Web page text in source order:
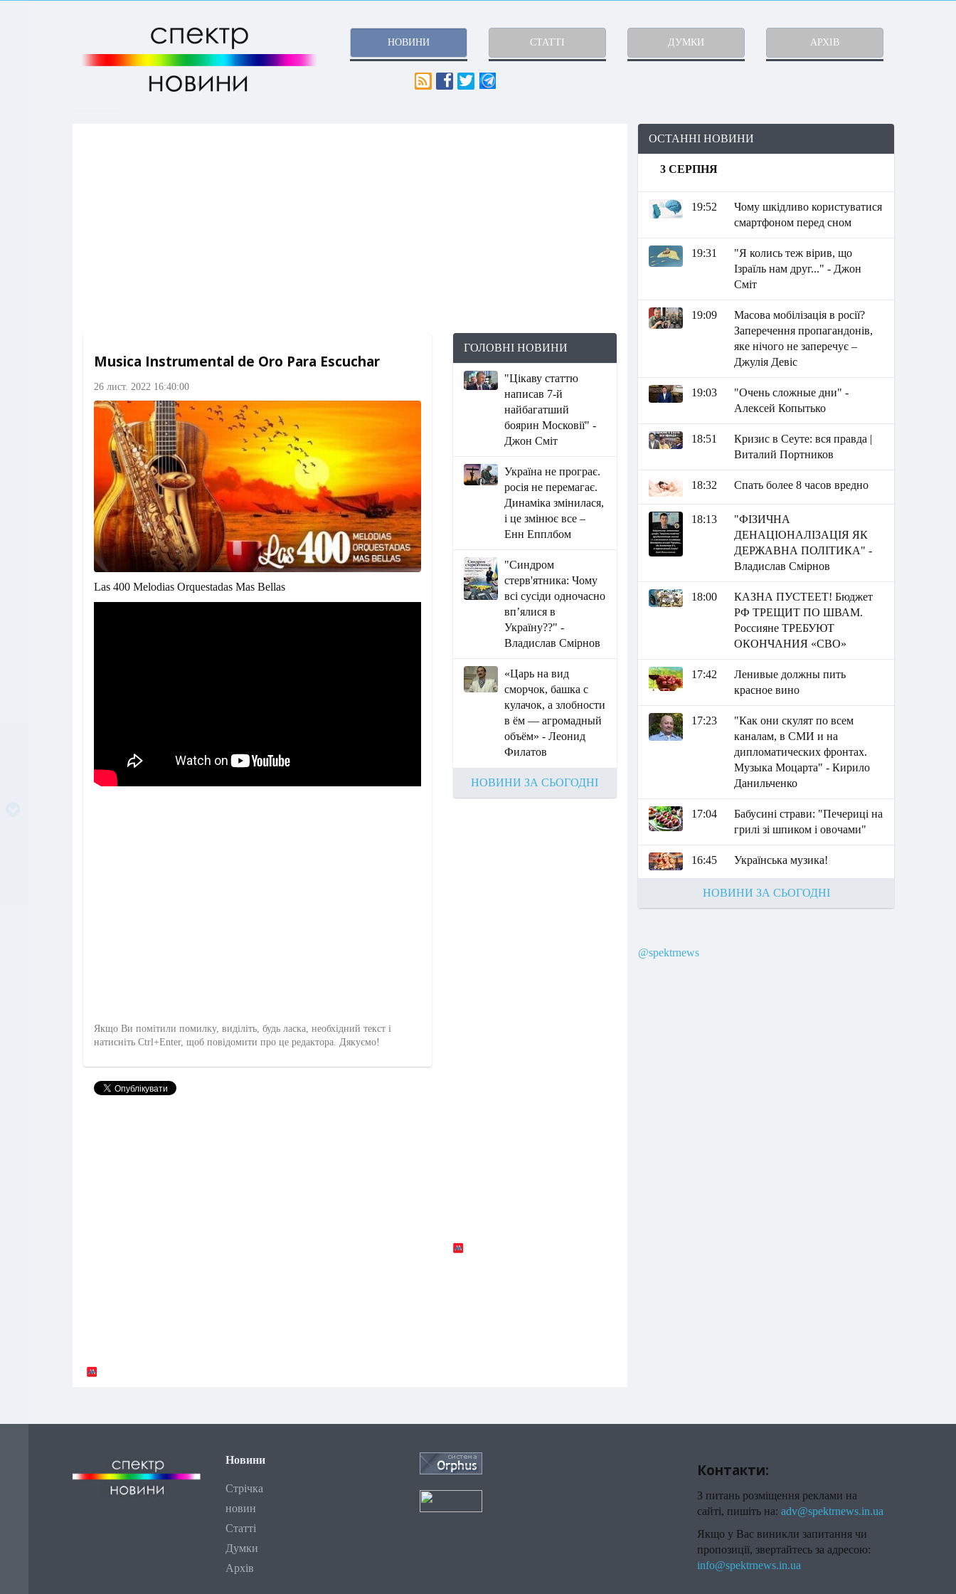
НОВИНИ СТАТТІ ДУМКИ АРХІВ
Musica Instrumental de Oro Para Escuchar
26 лист. 2022 16:40:00
Las 400 Melodias Orquestadas Mas Bellas
Якщо Ви помітили помилку, виділіть, будь ласка, необхідний текст і
натисніть Ctrl+Enter, щоб повідомити про це редактора. Дякуємо!
ГОЛОВНІ НОВИНИ
"Цікаву статтю
написав 7-й
найбагатший
боярин Московії" -
Джон Сміт
Україна не програє.
росія не перемагає.
Динаміка змінилася,
і це змінює все –
Енн Епплбом
"Синдром
стерв'ятника: Чому
всі сусіди одночасно
вп’ялися в
Україну??" -
Владислав Смірнов
«Царь на вид
сморчок, башка с
кулачок, а злобности
в ём — агромадный
объём» - Леонид
Филатов
НОВИНИ ЗА СЬОГОДНІ
ОСТАННІ НОВИНИ
3 СЕРПНЯ
19:52
Чому шкідливо користуватися
смартфоном перед сном
19:31
"Я колись теж вірив, що
Ізраїль нам друг..." - Джон
Сміт
19:09
Масова мобілізація в росії?
Заперечення пропагандонів,
яке нічого не заперечує –
Джулія Девіс
19:03
"Очень сложные дни" -
Алексей Копытько
18:51
Кризис в Сеуте: вся правда |
Виталий Портников
18:32 Спать более 8 часов вредно
18:13
"ФІЗИЧНА
ДЕНАЦІОНАЛІЗАЦІЯ ЯК
ДЕРЖАВНА ПОЛІТИКА" -
Владислав Смірнов
18:00
КАЗНА ПУСТЕЕТ! Бюджет
РФ ТРЕЩИТ ПО ШВАМ.
Россияне ТРЕБУЮТ
ОКОНЧАНИЯ «СВО»
17:42
Ленивые должны пить
красное вино
17:23
"Как они скулят по всем
каналам, в СМИ и на
дипломатических фронтах.
Музыка Моцарта" - Кирило
Данильченко
17:04
Бабусині страви: "Печериці на
грилі зі шпиком і овочами"
16:45 Українська музика!
НОВИНИ ЗА СЬОГОДНІ
@spektrnews
Новини
Стрічка
новин
Статті
Думки
Архів
Контакти:
З питань розміщення реклами на
сайті, пишіть на: adv@spektrnews.in.ua
Якщо у Вас виникли запитання чи
пропозиції, звертайтесь за адресою:
info@spektrnews.in.ua